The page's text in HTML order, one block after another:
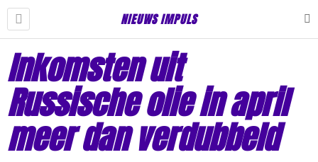
NIEUWS IMPULS
Inkomsten uit
Russische olie in april
meer dan verdubbeld